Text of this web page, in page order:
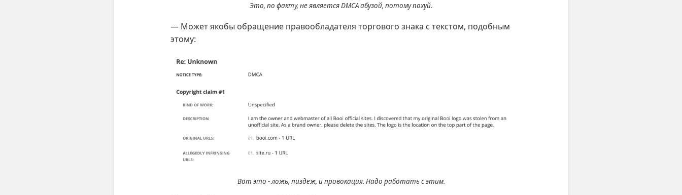
Это, по факту, не является DMCA абузой, потому похуй.
— Может якобы обращение правообладателя торгового знака с текстом, подобным
этому:
Вот это - ложь, пиздеж, и провокация. Надо работать с этим.